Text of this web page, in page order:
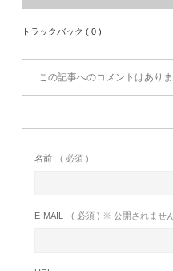
トラックバック ( 0 )
この記事へのコメントはありま
名前 ( 必須 )
E-MAIL ( 必須 ) ※ 公開されませ